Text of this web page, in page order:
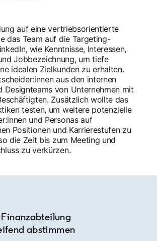
auf eine vertriebsorientierte
das Team auf die Targeting-
wie Kenntnisse, Interessen,
Jobbezeichnung, um tiefe
idealen Zielkunden zu erhalten.
aus den internen
Designteams von Unternehmen mit
Zusätzlich wollte das
testen, um weitere potenzielle
und Personas auf
Positionen und Karrierestufen zu
die Zeit bis zum Meeting und
zu verkürzen.
abstimmen